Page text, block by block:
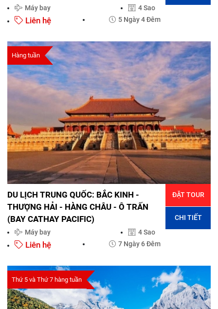
Máy bay 4 Sao
Liên hệ 5 Ngày 4 Đêm
Hàng tuần
DU LỊCH TRUNG QUỐC: BẮC KINH -
THƯỢNG HẢI - HÀNG CHÂU - Ô TRẤN
(BAY CATHAY PACIFIC)
Máy bay 4 Sao
Liên hệ 7 Ngày 6 Đêm
ĐẶT TOUR
CHI TIẾT
Thứ 5 và Thứ 7 hàng tuần